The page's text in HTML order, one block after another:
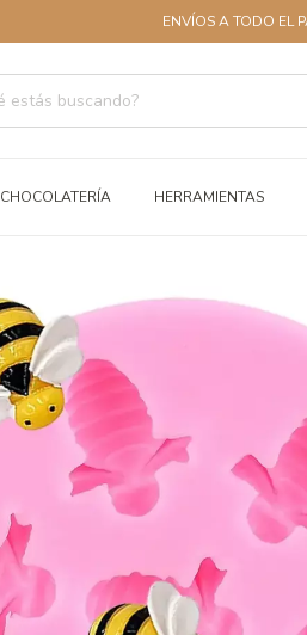
ENVÍOS A TODO EL PAÍS
CHOCOLATERÍA HERRAMIENTAS